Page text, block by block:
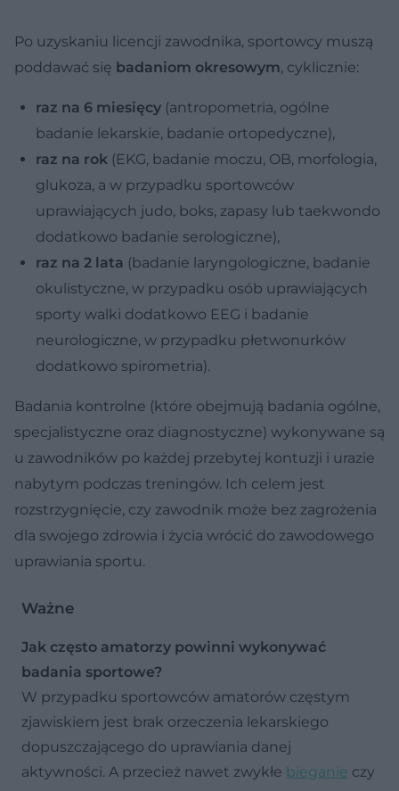
Po uzyskaniu licencji zawodnika, sportowcy muszą
poddawać się badaniom okresowym, cyklicznie:
raz na 6 miesięcy (antropometria, ogólne
badanie lekarskie, badanie ortopedyczne),
raz na rok (EKG, badanie moczu, OB, morfologia,
glukoza, a w przypadku sportowców
uprawiających judo, boks, zapasy lub taekwondo
dodatkowo badanie serologiczne),
raz na 2 lata (badanie laryngologiczne, badanie
okulistyczne, w przypadku osób uprawiających
sporty walki dodatkowo EEG i badanie
neurologiczne, w przypadku płetwonurków
dodatkowo spirometria).
Badania kontrolne (które obejmują badania ogólne,
specjalistyczne oraz diagnostyczne) wykonywane są
u zawodników po każdej przebytej kontuzji i urazie
nabytym podczas treningów. Ich celem jest
rozstrzygnięcie, czy zawodnik może bez zagrożenia
dla swojego zdrowia i życia wrócić do zawodowego
uprawiania sportu.
Ważne
Jak często amatorzy powinni wykonywać
badania sportowe?
W przypadku sportowców amatorów częstym
zjawiskiem jest brak orzeczenia lekarskiego
dopuszczającego do uprawiania danej
aktywności. A przecież nawet zwykłe bieganie czy